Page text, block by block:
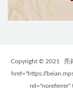
Copyright © 2021 亮
href="https://